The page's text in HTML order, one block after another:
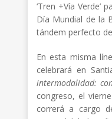
‘Tren +Vía
Día Mundial de la
tándem perfecto
En esta misma
celebrará en
intermodalidad:
congreso, el
correrá a cargo